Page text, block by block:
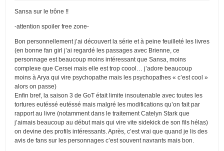
Sansa sur le trône !!
-attention spoiler free zone-
Bon personnellement j’ai découvert la série et à peine feuilleté les livres
(en bonne fan girl j’ai regardé les passages avec Brienne, ce
personnage est beaucoup moins intéressant que Sansa, moins
complexe que Cersei mais elle est trop coool… j’adore beaucoup
moins à Arya qui vire psychopathe mais les psychopathes « c’est cool »
alors on passe)
Enfin bref, la saison 3 de GoT était limite insoutenable avec toutes les
tortures eutéssé eutéssé mais malgré les modifications qu’on fait par
rapport au livre (notamment dans le traitement Catelyn Stark que
j’aimais beaucoup au début mais qui vire vite sidekick de son fils hélas)
on devine des profils intéressants. Après, c’est vrai que quand je lis des
avis de fans sur les personnages c’est souvent navrants mais bon.